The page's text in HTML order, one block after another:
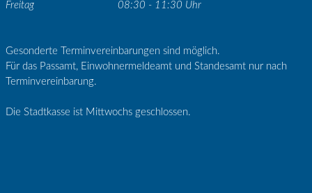
Freitag
08:30 - 11:30 Uhr
Gesonderte Terminvereinbarungen sind möglich.
Für das Passamt, Einwohnermeldeamt und Standesamt nur nach
Terminvereinbarung.
Die Stadtkasse ist Mittwochs geschlossen.